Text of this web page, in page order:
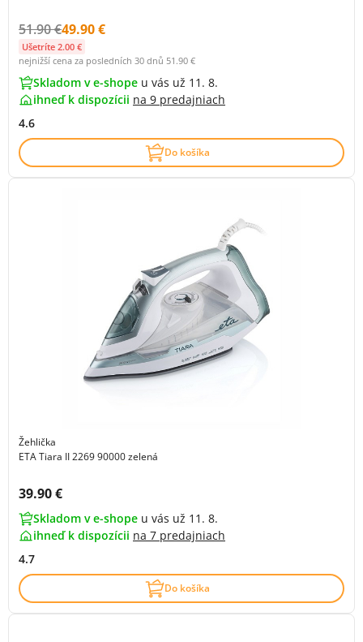
Původní cena s DPH:
51.90 €Cena s DPH:
49.90 €
Ušetríte 2.00 €
nejnižší cena za posledních 30 dnů 51.90 €
Skladom v e-shope u vás už 11. 8.
ihneď k dispozícii na 9 predajniach
4.6
Do košíka
Žehlička
ETA Tiara II 2269 90000 zelená
Cena s DPH:
39.90 €
Skladom v e-shope u vás už 11. 8.
ihneď k dispozícii na 7 predajniach
4.7
Do košíka